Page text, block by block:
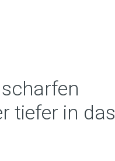
tiefer in das